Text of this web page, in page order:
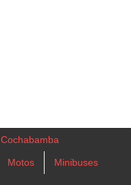
Cochabamba
Motos Minibuses